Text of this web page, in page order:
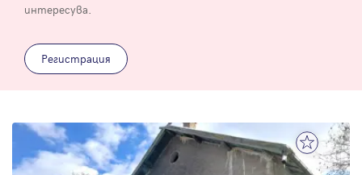
интересува.
Регистрация